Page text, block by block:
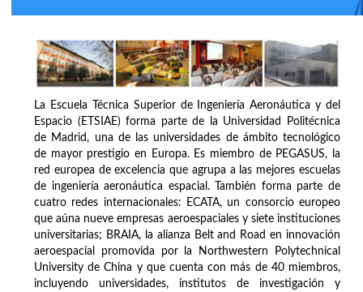
La Escuela Técnica Superior de Ingeniería Aeronáutica y del
Espacio (ETSIAE) forma parte de la Universidad Politécnica
de Madrid, una de las universidades de ámbito tecnológico
de mayor prestigio en Europa. Es miembro de PEGASUS, la
red europea de excelencia que agrupa a las mejores escuelas
de ingeniería aeronáutica espacial. También forma parte de
cuatro redes internacionales: ECATA, un consorcio europeo
que aúna nueve empresas aeroespaciales y siete instituciones
universitarias; BRAIA, la alianza Belt and Road en innovación
aeroespacial promovida por la Northwestern Polytechnical
University de China y que cuenta con más de 40 miembros,
incluyendo universidades, institutos de investigación y